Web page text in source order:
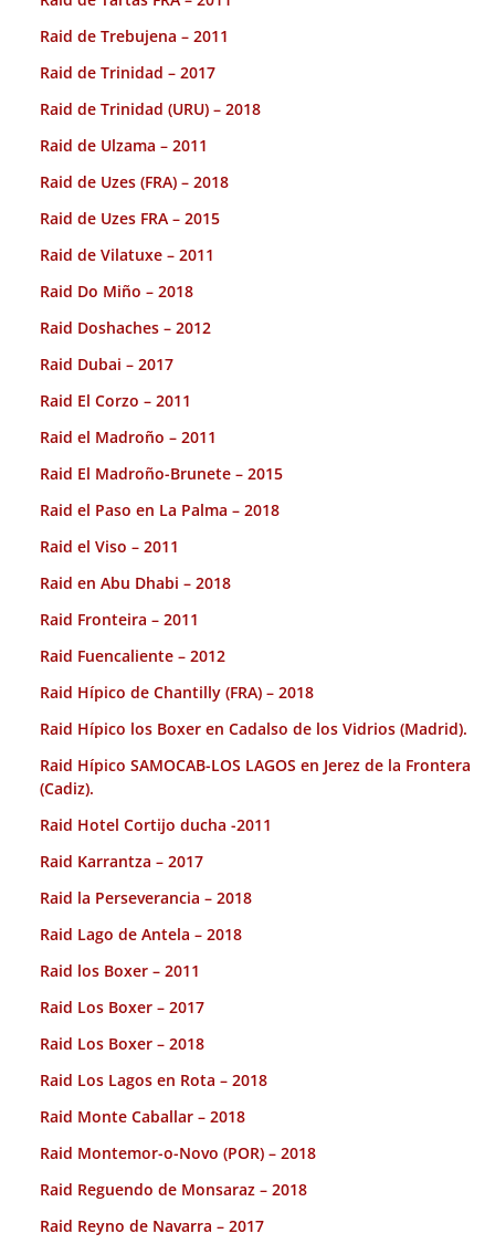
Raid de Trebujena – 2011
Raid de Trinidad – 2017
Raid de Trinidad (URU) – 2018
Raid de Ulzama – 2011
Raid de Uzes (FRA) – 2018
Raid de Uzes FRA – 2015
Raid de Vilatuxe – 2011
Raid Do Miño – 2018
Raid Doshaches – 2012
Raid Dubai – 2017
Raid El Corzo – 2011
Raid el Madroño – 2011
Raid El Madroño-Brunete – 2015
Raid el Paso en La Palma – 2018
Raid el Viso – 2011
Raid en Abu Dhabi – 2018
Raid Fronteira – 2011
Raid Fuencaliente – 2012
Raid Hípico de Chantilly (FRA) – 2018
Raid Hípico los Boxer en Cadalso de los Vidrios (Madrid).
Raid Hípico SAMOCAB-LOS LAGOS en Jerez de la Frontera
(Cadiz).
Raid Hotel Cortijo ducha -2011
Raid Karrantza – 2017
Raid la Perseverancia – 2018
Raid Lago de Antela – 2018
Raid los Boxer – 2011
Raid Los Boxer – 2017
Raid Los Boxer – 2018
Raid Los Lagos en Rota – 2018
Raid Monte Caballar – 2018
Raid Montemor-o-Novo (POR) – 2018
Raid Reguendo de Monsaraz – 2018
Raid Reyno de Navarra – 2017